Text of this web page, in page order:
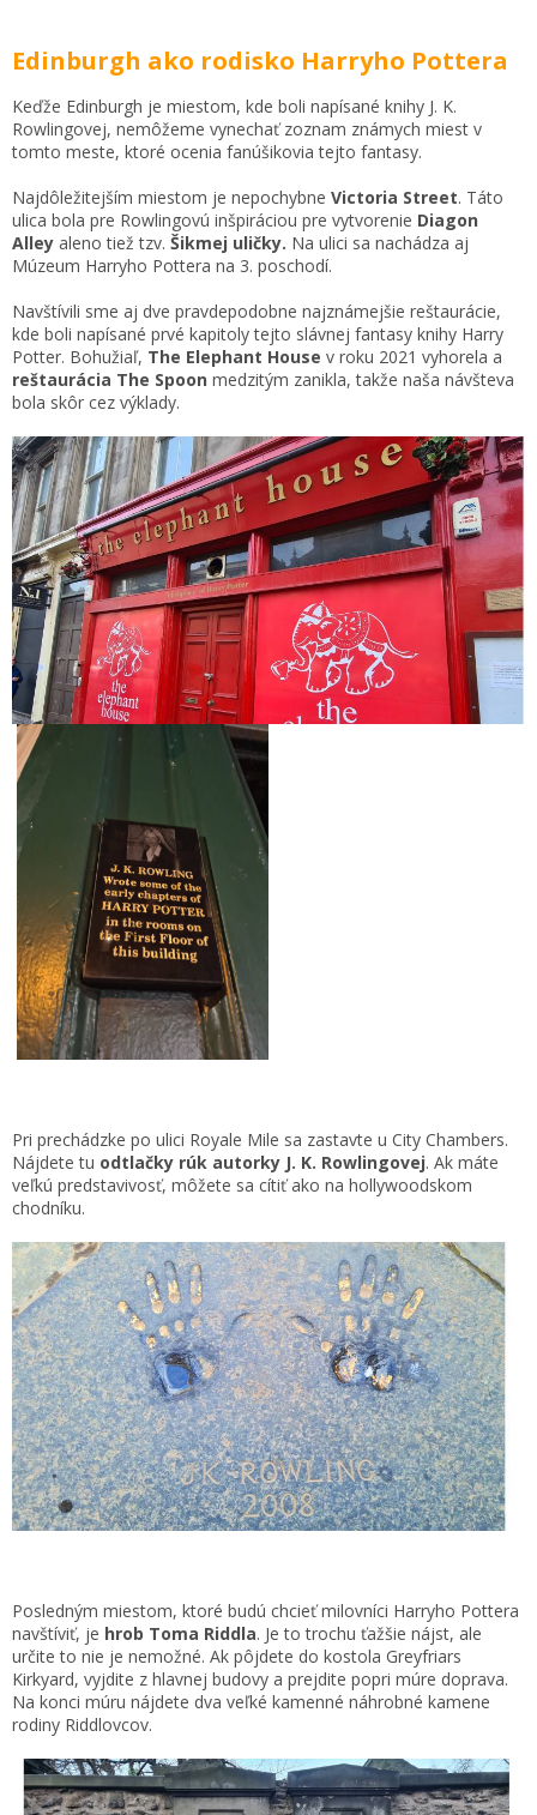
Edinburgh ako rodisko Harryho Pottera
Keďže Edinburgh je miestom, kde boli napísané knihy J. K.
Rowlingovej, nemôžeme vynechať zoznam známych miest v
tomto meste, ktoré ocenia fanúšikovia tejto fantasy.
Najdôležitejším miestom je nepochybne Victoria Street. Táto
ulica bola pre Rowlingovú inšpiráciou pre vytvorenie Diagon
Alley aleno tiež tzv. Šikmej uličky. Na ulici sa nachádza aj
Múzeum Harryho Pottera na 3. poschodí.
Navštívili sme aj dve pravdepodobne najznámejšie reštaurácie,
kde boli napísané prvé kapitoly tejto slávnej fantasy knihy Harry
Potter. Bohužiaľ, The Elephant House v roku 2021 vyhorela a
reštaurácia The Spoon medzitým zanikla, takže naša návšteva
bola skôr cez výklady.
Pri prechádzke po ulici Royale Mile sa zastavte u City Chambers.
Nájdete tu odtlačky rúk autorky J. K. Rowlingovej. Ak máte
veľkú predstavivosť, môžete sa cítiť ako na hollywoodskom
chodníku.
Posledným miestom, ktoré budú chcieť milovníci Harryho Pottera
navštíviť, je hrob Toma Riddla. Je to trochu ťažšie nájst, ale
určite to nie je nemožné. Ak pôjdete do kostola Greyfriars
Kirkyard, vyjdite z hlavnej budovy a prejdite popri múre doprava.
Na konci múru nájdete dva veľké kamenné náhrobné kamene
rodiny Riddlovcov.